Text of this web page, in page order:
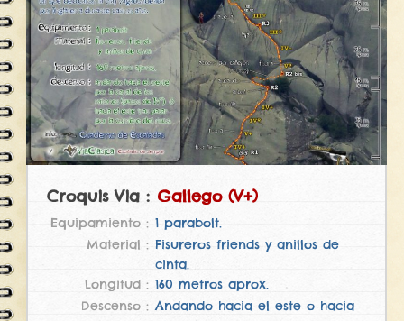
Gallego (V+)
1 parabolt.
Fisureros friends y anillos de
cinta.
160 metros aprox.
Andando hacia el este o hacia